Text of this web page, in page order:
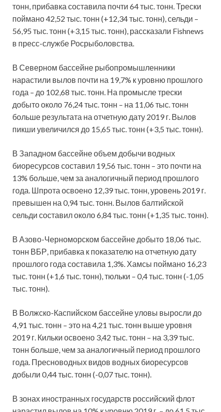
тонн, прибавка составила почти 64 тыс. тонн. Трески
поймано 42,52 тыс. тонн (+12,34 тыс. тонн), сельди –
56,95 тыс. тонн (+3,15 тыс. тонн), рассказали Fishnews
в пресс-службе Росрыболовства.
В Северном бассейне рыбопромышленники
нарастили вылов почти на 19,7% к уровню прошлого
года – до 102,68 тыс. тонн. На промысле трески
добыто около 76,24 тыс. тонн – на 11,06 тыс. тонн
больше результата на отчетную дату 2019 г. Вылов
пикши увеличился до 15,65 тыс. тонн (+3,5 тыс. тонн).
В Западном бассейне объем добычи водных
биоресурсов составил 19,56 тыс. тонн – это почти на
13% больше, чем за аналогичный период прошлого
года. Шпрота освоено 12,39 тыс. тонн, уровень 2019 г.
превышен на 0,94 тыс. тонн. Вылов балтийской
сельди составил около 6,84 тыс. тонн (+1,35 тыс. тонн).
В Азово-Черноморском бассейне добыто 18,06 тыс.
тонн ВБР, прибавка к показателю на отчетную дату
прошлого года составила 1,3%. Хамсы поймано 16,23
тыс. тонн (+1,6 тыс. тонн), тюльки – 0,4 тыс. тонн (-1,05
тыс. тонн).
В Волжско-Каспийском бассейне уловы выросли до
4,91 тыс. тонн – это на 4,21 тыс. тонн выше уровня
2019 г. Кильки освоено 3,42 тыс. тонн – на 3,39 тыс.
тонн больше, чем за аналогичный период прошлого
года. Пресноводных видов водных биоресурсов
добыли 0,44 тыс. тонн (-0,07 тыс. тонн).
В зонах иностранных государств российский флот